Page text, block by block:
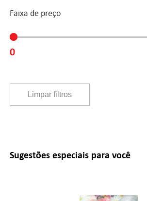
Faixa de preço
Faixa de preço
0
Limpar filtros
Sugestões especiais para você